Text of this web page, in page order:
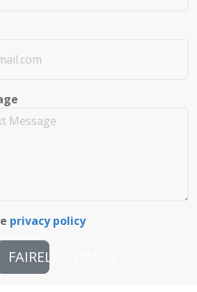
privacy policy
FAIRELEMÉNAGE